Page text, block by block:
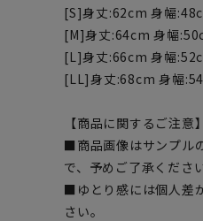
[S]身丈:62cm 身幅
[M]身丈:64cm 身幅
[L]身丈:66cm 身幅
[LL]身丈:68cm 身幅
【商品に関するご注意】
■商品画像はサンプル
で、予めご了承ください
■ゆとり感には個人差
さい。